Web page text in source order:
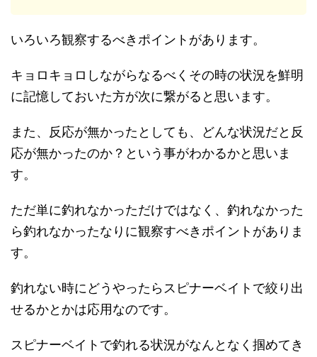
いろいろ観察するべきポイントがあります。
キョロキョロしながらなるべくその時の状況を鮮明
に記憶しておいた方が次に繋がると思います。
また、反応が無かったとしても、どんな状況だと反
応が無かったのか？という事がわかるかと思いま
す。
ただ単に釣れなかっただけではなく、釣れなかった
ら釣れなかったなりに観察すべきポイントがありま
す。
釣れない時にどうやったらスピナーベイトで絞り出
せるかとかは応用なのです。
スピナーベイトで釣れる状況がなんとなく掴めてき